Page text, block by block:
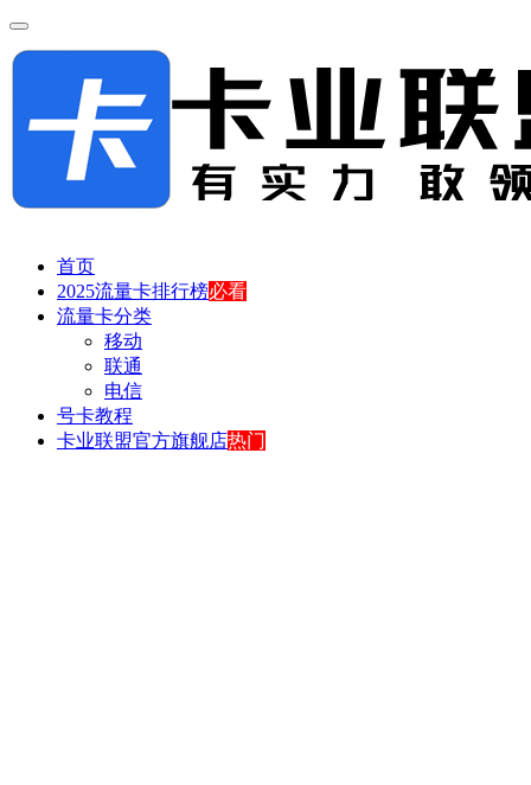
首页
2025流量卡排行榜必看
流量卡分类
移动
联通
电信
号卡教程
卡业联盟官方旗舰店热门